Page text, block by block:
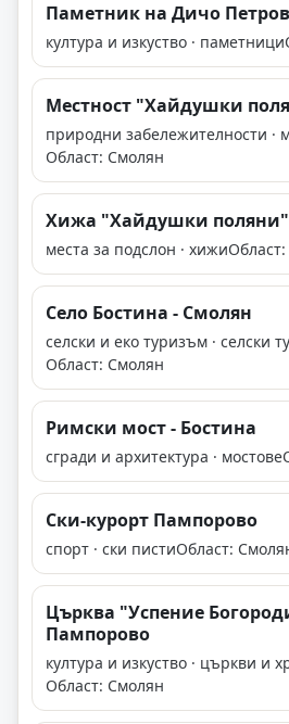
Паметник на Дичо
култура и изкуство · паметници
Местност "Хайдушки
природни забележителности ·
Област: Смолян
Хижа "Хайдушки поляни"
места за подслон · хижи
Село Бостина - Смолян
селски и еко туризъм · селски
Област: Смолян
Римски мост - Бостина
сгради и архитектура · мостове
Ски-курорт Пампорово
спорт · ски пистиОбласт:
Църква "Успение
Пампорово
култура и изкуство · църкви и
Област: Смолян